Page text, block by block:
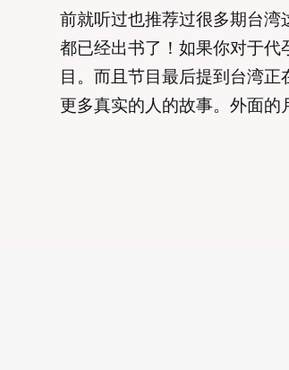
前就听过也推荐过很多期台
都已经出书了！如果你对于
目。而且节目最后提到台湾
更多真实的人的故事。外面的